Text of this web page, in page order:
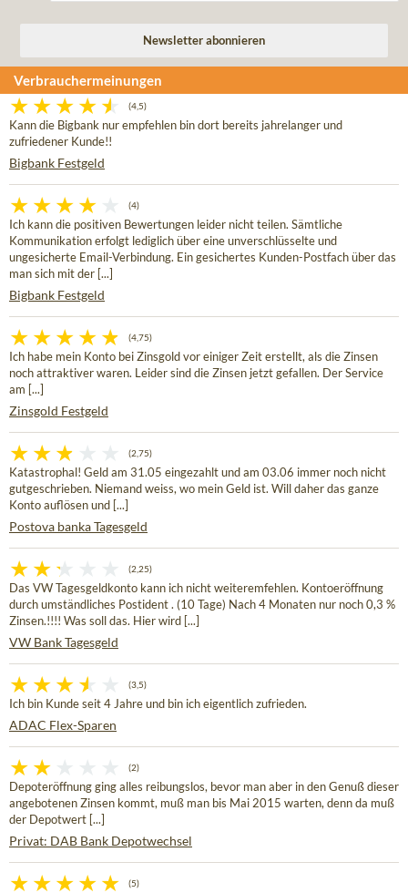
Verbrauchermeinungen
(4,5)
Kann die Bigbank nur empfehlen bin dort bereits jahrelanger und
zufriedener Kunde!!
Bigbank Festgeld
(4)
Ich kann die positiven Bewertungen leider nicht teilen. Sämtliche
Kommunikation erfolgt lediglich über eine unverschlüsselte und
ungesicherte Email-Verbindung. Ein gesichertes Kunden-Postfach über das
man sich mit der [...]
Bigbank Festgeld
(4,75)
Ich habe mein Konto bei Zinsgold vor einiger Zeit erstellt, als die Zinsen
noch attraktiver waren. Leider sind die Zinsen jetzt gefallen. Der Service
am [...]
Zinsgold Festgeld
(2,75)
Katastrophal! Geld am 31.05 eingezahlt und am 03.06 immer noch nicht
gutgeschrieben. Niemand weiss, wo mein Geld ist. Will daher das ganze
Konto auflösen und [...]
Postova banka Tagesgeld
(2,25)
Das VW Tagesgeldkonto kann ich nicht weiteremfehlen. Kontoeröffnung
durch umständliches Postident . (10 Tage) Nach 4 Monaten nur noch 0,3 %
Zinsen.!!!! Was soll das. Hier wird [...]
VW Bank Tagesgeld
(3,5)
Ich bin Kunde seit 4 Jahre und bin ich eigentlich zufrieden.
ADAC Flex-Sparen
(2)
Depoteröffnung ging alles reibungslos, bevor man aber in den Genuß dieser
angebotenen Zinsen kommt, muß man bis Mai 2015 warten, denn da muß
der Depotwert [...]
Privat: DAB Bank Depotwechsel
(5)